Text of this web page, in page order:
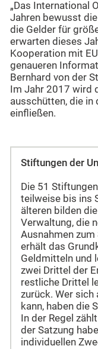
„Das International
Jahren bewusst
die Gelder für
erwarten dieses
Kooperation mit
genaueren
Bernhard von der
Im Jahr 2017 wird
ausschütten, die in
einfließen.
Stiftungen der
Die 51
teilweise bis ins
älteren bilden
Verwaltung, die
Ausnahmen
erhält das
Geldmitteln und
zwei Drittel der
restliche Drittel
zurück. Wer sich
kann, haben die
In der Regel
der Satzung
individuellen